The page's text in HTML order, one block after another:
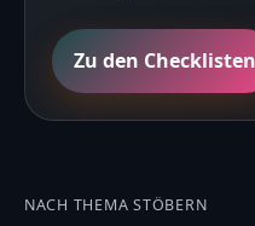
Zu den Checklisten
NACH THEMA STÖBERN